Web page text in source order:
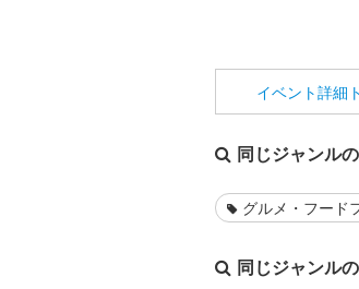
イベント詳細
同じジャンル
グルメ・フード
同じジャンル